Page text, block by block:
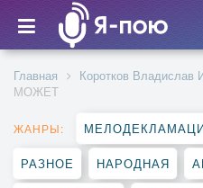
Главная Коротков Владислав
МОЖЕТ
ЖАНРЫ:
РАЗНОЕ НАРОДНАЯ